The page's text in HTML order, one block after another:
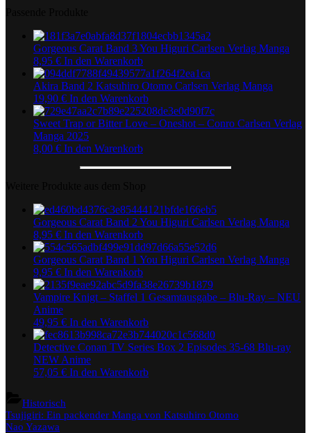
Gorgeous Carat Band 3 You Higuri Carlsen Verlag Manga
8,95 € In den Warenkorb
Akira Band 2 Katsuhiro Otomo Carlsen Verlag Manga
19,90 € In den Warenkorb
Sweet Trap or Bitter Love – Oneshot – Conro Carlsen Verlag
Manga 2025
8,00 € In den Warenkorb
Gorgeous Carat Band 2 You Higuri Carlsen Verlag Manga
8,95 € In den Warenkorb
Gorgeous Carat Band 1 You Higuri Carlsen Verlag Manga
9,95 € In den Warenkorb
Vampire Knigt – Staffel 1 Gesamtausgabe – Blu-Ray – NEU
Anime
49,95 € In den Warenkorb
Detective Conan TV Series Box 2 Episodes 35-68 Blu-ray
NEW Anime
57,05 € In den Warenkorb
Historisch
Beitragsnavigation
Previous
Post:
Tsujigiri: Ein packender Manga von Katsuhiro Otomo
Next
Nao Yazawa